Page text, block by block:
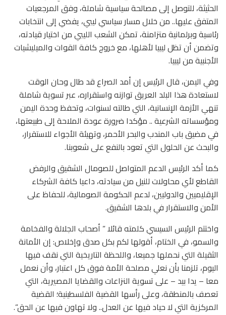
الحثيثة، للتوصل إلى مصالحة سياسية شاملة، وفق المرجعيات
المتفق عليها.. من خلال مسار سياسي ليبي، يفضي إلى انتخابات
رئاسية وبرلمانية متزامنة، تمكن الشعب الليبي من اختيار قيادته،
وتضمن أن تظل ليبيا لأهلها، مع خروج كافة القوات والميليشيات
الأجنبية من ليبيا.
وفي اليمن، قال الرئيس إن أمد الصراع قد طال وحان الوقت
لاستعادة هذا البلد العريق توازنه واستقراره، عبر تسوية شاملة
تنهي الأزمة الإنسانية، التي طالته لسنوات، وتحفظ وحدة اليمن
ومؤسساته الشرعية .. مؤكدا ضرورة عودة الملاحة إلى طبيعتها،
في مضيق باب المندب والبحر الأحمر، وتهيئة الأجواء للاستقرار،
والبحث عن الحلول التي تعود بالنفع على شعوبنا.
كما أكد الرئيس الدعم المتواصل للصومال الشقيق والرفض
القاطع لأي محاولات للنيل من سيادته، داعيا كافة الشركاء
الإقليميين والدوليين، لدعم الحكومة الصومالية، للحفاظ على
الأمن والاستقرار في بلدها الشقيق.
واختتم الرئيس السيسي كلمته قائلا ” أصحاب الجلالة والفخامة
والسمو، في الختام، أقولها لكم بكل صدق وإخلاص: إن الأمانة
الثقيلة التي نحملها جميعا، واللحظة التاريخية التي نقف فيها
اليوم، تلزمنا بأن نعلي مصلحة الأمة فوق كل اعتبار، وأن نعمل
معا – يدا بيد – على تسوية النزاعات والقضايا المصيرية، التي
تعصف بالمنطقة، وعلى رأسها القضية الفلسطينية؛ القضية
المركزية التي لا حياد فيها عن العدل.. ولا تهاون فيها عن الحق”.